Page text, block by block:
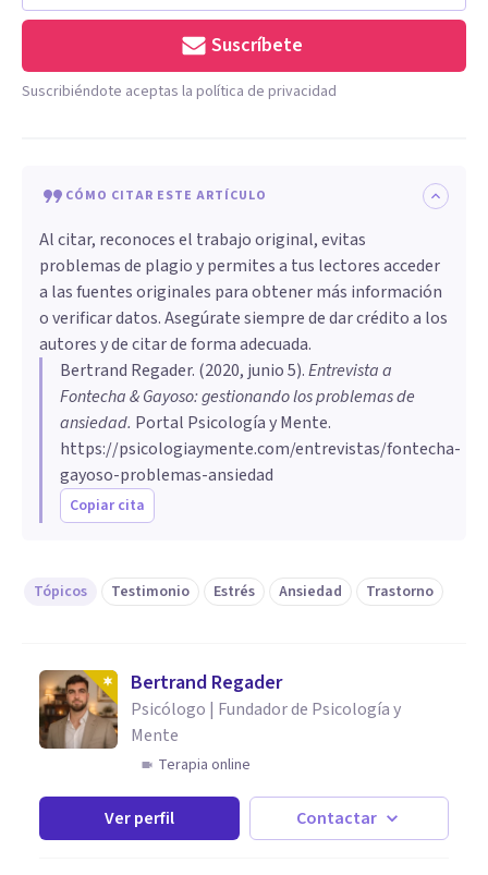
Suscríbete
Suscribiéndote aceptas la política de privacidad
CÓMO CITAR ESTE ARTÍCULO
Al citar, reconoces el trabajo original, evitas
problemas de plagio y permites a tus lectores acceder
a las fuentes originales para obtener más información
o verificar datos. Asegúrate siempre de dar crédito a los
autores y de citar de forma adecuada.
Bertrand Regader. (2020, junio 5).Entrevista a
Fontecha & Gayoso: gestionando los problemas de
ansiedad. Portal Psicología y Mente.
https://psicologiaymente.com/entrevistas/fontecha-
gayoso-problemas-ansiedad
Copiar cita
Tópicos Testimonio Estrés Ansiedad Trastorno
Bertrand Regader
Psicólogo | Fundador de Psicología y
Mente
Terapia online
Ver perfil Contactar